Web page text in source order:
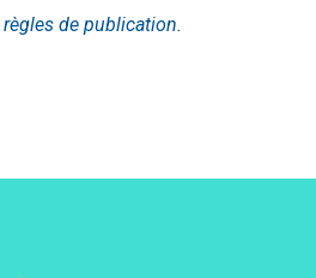
règles de publication.